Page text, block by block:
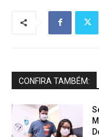
CONFIRA TAMBÉM: